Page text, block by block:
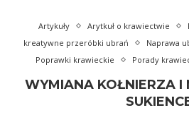
Artykuły Arytkuł o krawiectwie
kreatywne przeróbki ubrań
Naprawa
Poprawki krawieckie
Porady
WYMIANA KOŁNIERZA